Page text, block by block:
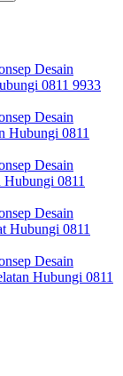
Desain
0811 9933
Desain
Hubungi 0811
Desain
Hubungi 0811
Desain
Hubungi 0811
Desain
Hubungi 0811